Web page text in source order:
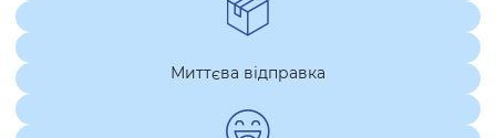
Миттєва відправка